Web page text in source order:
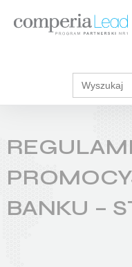
Search
for:
BANKU –